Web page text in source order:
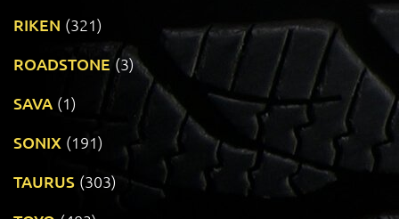
RIKEN (321)
ROADSTONE (3)
SAVA (1)
SONIX (191)
TAURUS (303)